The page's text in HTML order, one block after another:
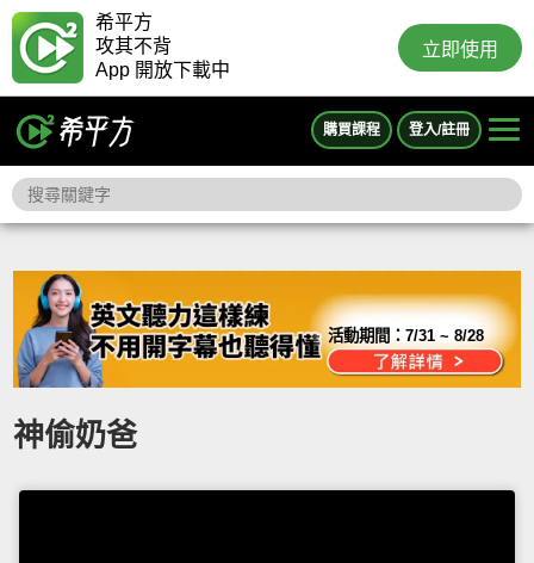
希平方
攻其不背
App 開放下載中
立即使用
購買課程 登入/註冊
活動期間：7/31 ~ 8/28
神偷奶爸